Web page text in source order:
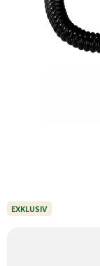
EXKLUSIV